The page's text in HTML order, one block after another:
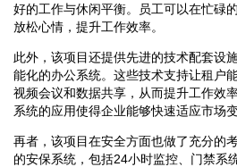
好的工作与休闲平衡。员工可以在忙碌
放松心情，提升工作效率。
此外，该项目还提供先进的技术配套设
能化的办公系统。这些技术支持让租户
视频会议和数据共享，从而提升工作效
系统的应用使得企业能够快速适应市场
再者，该项目在安全方面也做了充分的
的安保系统，包括24小时监控、门禁系